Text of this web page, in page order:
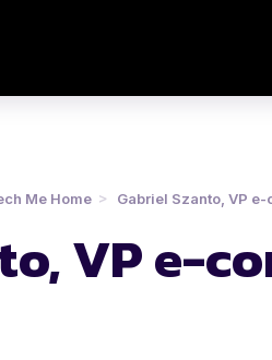
Me Home Gabriel Szanto, VP e-commerce
VP e-